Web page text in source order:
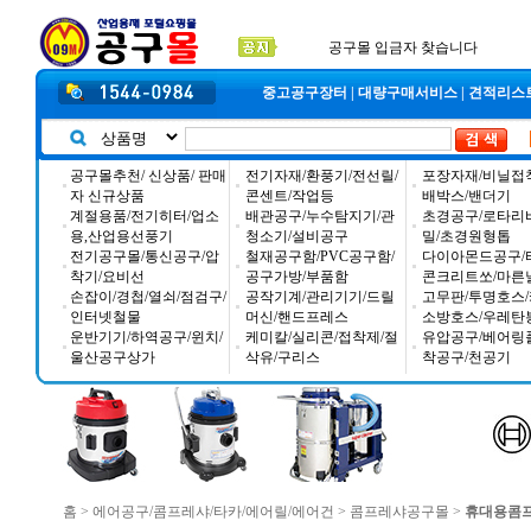
입금자 *덕진 고객님 찾습니다
중고공구장터 대량구매서비스 견적리스
공구몰추천/ 신상품/ 판매
자 신규상품
계절용품/전기히터/업소
용,산업용선풍기
전기공구몰/통신공구/압
착기/요비선
손잡이/경첩/열쇠/점검구/
인터넷철물
운반기기/하역공구/윈치/
울산공구상가
전기자재/환풍기/전선릴/
콘센트/작업등
배관공구/누수탐지기/관
청소기/설비공구
철재공구함/PVC공구함/
공구가방/부품함
공작기계/관리기기/드릴
머신/핸드프레스
케미칼/실리콘/접착제/절
삭유/구리스
포장자재/비닐접
배박스/밴더기
초경공구/로타리
밀/초경원형톱
다이아몬드공구/
콘크리트쏘/마른
고무판/투명호스
소방호스/우레탄
유압공구/베어링
착공구/천공기
홈 > 에어공구/콤프레샤/타카/에어릴/에어건 > 콤프레샤공구몰 > 휴대용콤